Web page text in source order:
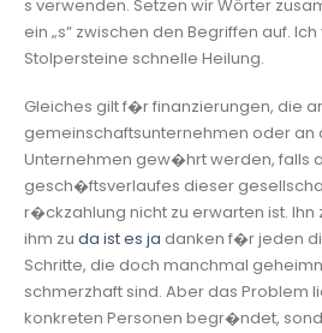
s verwenden. Setzen wir Wörter
ein „s“ zwischen den Begriffen auf.
Stolpersteine schnelle Heilung.
Gleiches gilt f�r finanzierungen, die
gemeinschaftsunternehmen oder an
Unternehmen gew�hrt werden, falls
gesch�ftsverlaufes dieser
r�ckzahlung nicht zu erwarten ist. Ihn
ihm zu da ist es ja danken f�r jeden
Schritte, die doch manchmal
schmerzhaft sind. Aber das Problem
konkreten Personen begr�ndet,